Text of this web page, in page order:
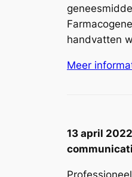
handvatten
Meer
13 april